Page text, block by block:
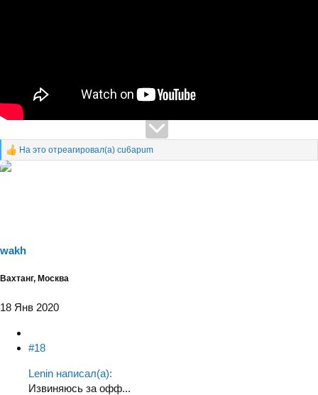
Р
е
На это отреагировал(а) cu6apum
wakh
Вахтанг, Москва
18 Янв 2020
#18
Lenin написал(а):
Извиняюсь за офф...